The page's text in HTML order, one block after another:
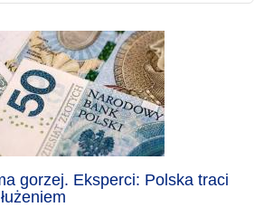
gorzej. Eksperci: Polska traci